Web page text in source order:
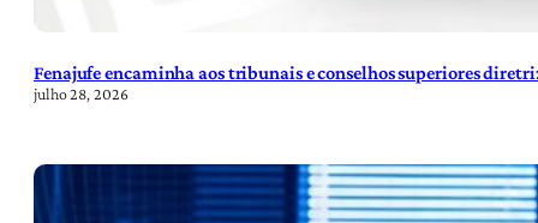
Fenajufe encaminha aos tribunais e conselhos superiores
julho 28, 2026